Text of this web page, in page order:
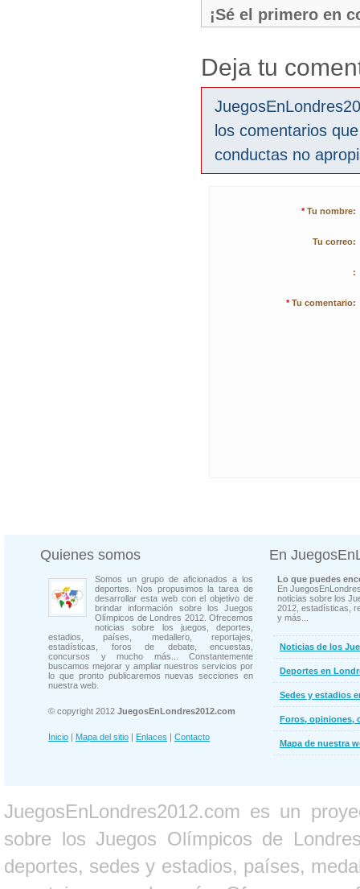
¡Sé el primero en
Deja tu
los comentarios
conductas no
* Tu nombre:
Tu correo:
:
* Tu comentario:
Quienes somos
Somos un grupo de aficionados a los
deportes. Nos propusimos la tarea de
desarrollar esta web con el objetivo de
brindar información sobre los Juegos
Olímpicos de Londres 2012. Ofrecemos
noticias sobre los juegos, deportes,
estadios, países, medallero, reportajes,
estadísticas, foros de debate, encuestas,
concursos y mucho más... Constantemente
buscamos mejorar y ampliar nuestros servicios por
lo que pronto publicaremos nuevas secciones en
nuestra web.
© copyright 2012 JuegosEnLondres2012.com
Inicio | Mapa del sitio | Enlaces | Contacto
En
Lo que puedes
En
noticias sobre los
2012, estadísticas,
y más...
Noticias de los
Deportes en
Sedes y estadios
Foros, opiniones,
Mapa de nuestra
JuegosEnLondres2012.com es un
sobre los Juegos Olímpicos de
deportes, sedes y estadios, países,